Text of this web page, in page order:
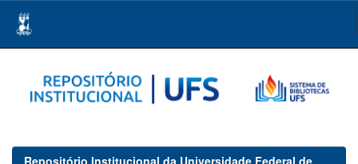
navigation
Repositório Institucional da Universidade Federal de